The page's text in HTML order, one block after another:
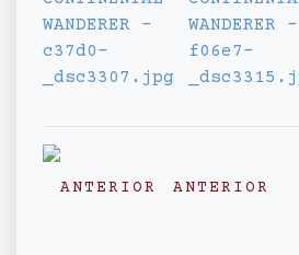
ANTERIOR